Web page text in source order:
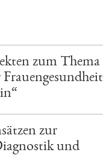
zum Thema
zur
und